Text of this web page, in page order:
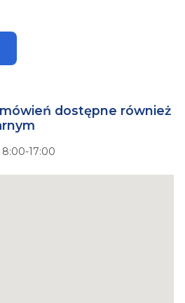
dostępne również
8:00-17:00